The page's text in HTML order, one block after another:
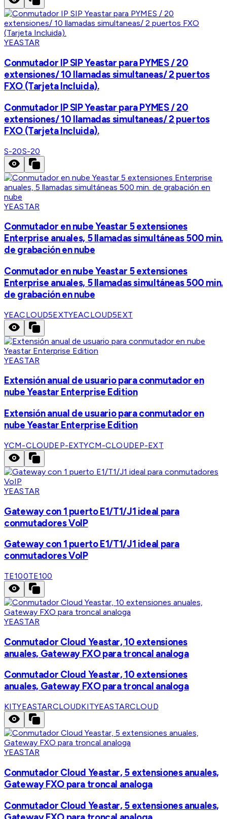
YEASTAR
Conmutador IP SIP Yeastar para PYMES / 20
extensiones/ 10 llamadas simultaneas/ 2 puertos
FXO (Tarjeta Incluida).
Conmutador IP SIP Yeastar para PYMES / 20
extensiones/ 10 llamadas simultaneas/ 2 puertos
FXO (Tarjeta Incluida).
S-20S-20
YEASTAR
Conmutador en nube Yeastar 5 extensiones
Enterprise anuales, 5 llamadas simultáneas 500 min.
de grabación en nube
Conmutador en nube Yeastar 5 extensiones
Enterprise anuales, 5 llamadas simultáneas 500 min.
de grabación en nube
YEACLOUD5EXTYEACLOUD5EXT
YEASTAR
Extensión anual de usuario para conmutador en
nube Yeastar Enterprise Edition
Extensión anual de usuario para conmutador en
nube Yeastar Enterprise Edition
YCM-CLOUDEP-EXTYCM-CLOUDEP-EXT
YEASTAR
Gateway con 1 puerto E1/T1/J1 ideal para
conmutadores VoIP
Gateway con 1 puerto E1/T1/J1 ideal para
conmutadores VoIP
TE100TE100
YEASTAR
Conmutador Cloud Yeastar, 10 extensiones
anuales, Gateway FXO para troncal analoga
Conmutador Cloud Yeastar, 10 extensiones
anuales, Gateway FXO para troncal analoga
KITYEASTARCLOUDKITYEASTARCLOUD
YEASTAR
Conmutador Cloud Yeastar, 5 extensiones anuales,
Gateway FXO para troncal analoga
Conmutador Cloud Yeastar, 5 extensiones anuales,